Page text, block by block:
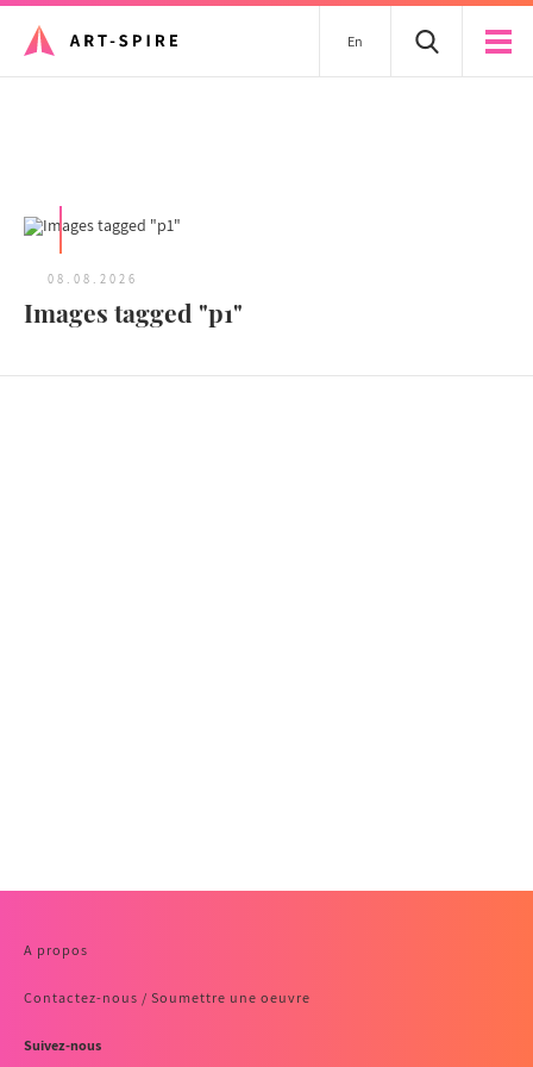
En
08.08.2026
Images tagged "p1"
A propos
Contactez-nous / Soumettre une oeuvre
Suivez-nous